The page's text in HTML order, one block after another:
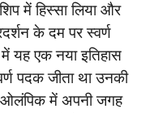
में हिस्सा लिया और
के दम पर स्वर्ण
में यह एक नया इतिहास
पदक जीता था उनकी
में अपनी जगह